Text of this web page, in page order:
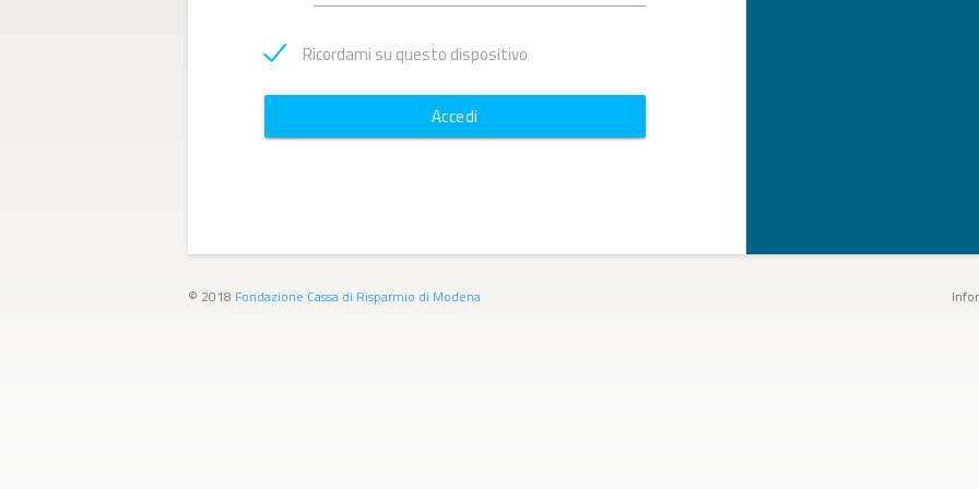
Ricordami su questo dispositivo
Accedi
© 2018 Fondazione Cassa di Risparmio di Modena